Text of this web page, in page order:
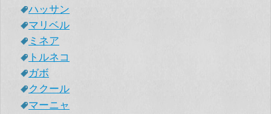
ハッサン
マリベル
ミネア
トルネコ
ガボ
ククール
マーニャ